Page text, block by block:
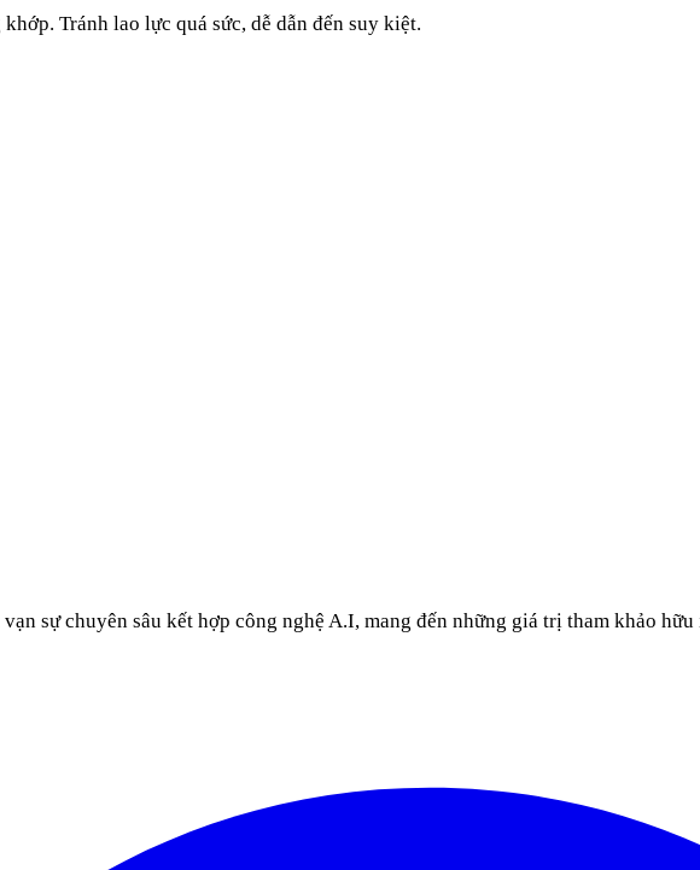
Tránh lao lực quá sức, dễ dẫn đến suy kiệt.
sự chuyên sâu kết hợp công nghệ A.I, mang đến những giá trị tham khảo